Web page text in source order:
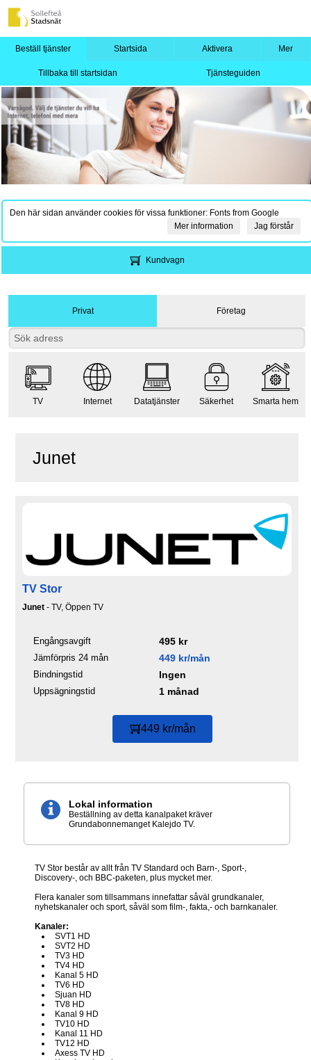
Beställ tjänster Startsida Aktivera Mer
Tillbaka till startsidan Tjänsteguiden
Den här sidan använder cookies för vissa funktioner: Fonts from Google
Jag förstår
Mer information
Kundvagn
Privat Företag
TV Internet Datatjänster Säkerhet Smarta hem
Junet
TV Stor
Junet - TV, Öppen TV
Engångsavgift 495 kr
Jämförpris 24 mån 449 kr/mån
Bindningstid Ingen
Uppsägningstid 1 månad
449 kr/mån
Lokal information
Beställning av detta kanalpaket kräver
Grundabonnemanget Kalejdo TV.
TV Stor består av allt från TV Standard och Barn-, Sport-,
Discovery-, och BBC-paketen, plus mycket mer.
Flera kanaler som tillsammans innefattar såväl grundkanaler,
nyhetskanaler och sport, såväl som film-, fakta,- och barnkanaler.
Kanaler:
SVT1 HD
SVT2 HD
TV3 HD
TV4 HD
Kanal 5 HD
TV6 HD
Sjuan HD
TV8 HD
Kanal 9 HD
TV10 HD
Kanal 11 HD
TV12 HD
Axess TV HD